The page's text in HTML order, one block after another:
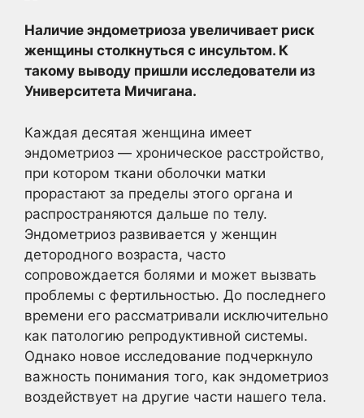
Наличие эндометриоза увеличивает риск
женщины столкнуться с инсультом. К
такому выводу пришли исследователи из
Университета Мичигана.
Каждая десятая женщина имеет
эндометриоз — хроническое расстройство,
при котором ткани оболочки матки
прорастают за пределы этого органа и
распространяются дальше по телу.
Эндометриоз развивается у женщин
детородного возраста, часто
сопровождается болями и может вызвать
проблемы с фертильностью. До последнего
времени его рассматривали исключительно
как патологию репродуктивной системы.
Однако новое исследование подчеркнуло
важность понимания того, как эндометриоз
воздействует на другие части нашего тела.